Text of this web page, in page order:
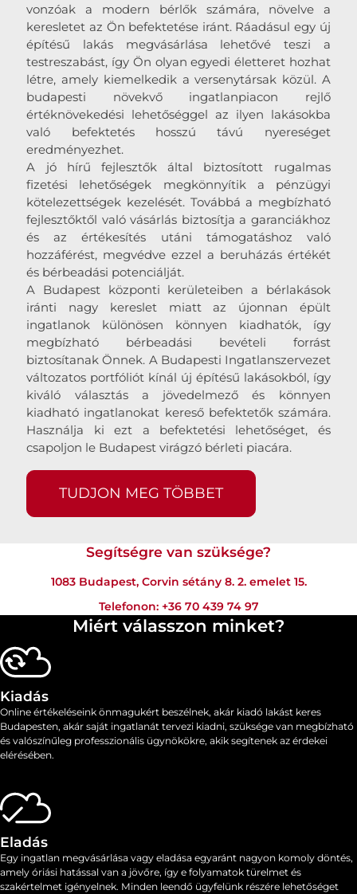
vonzóak a modern bérlők számára, növelve a
keresletet az Ön befektetése iránt. Ráadásul egy új
építésű lakás megvásárlása lehetővé teszi a
testreszabást, így Ön olyan egyedi életteret hozhat
létre, amely kiemelkedik a versenytársak közül. A
budapesti növekvő ingatlanpiacon rejlő
értéknövekedési lehetőséggel az ilyen lakásokba
való befektetés hosszú távú nyereséget
eredményezhet.
A jó hírű fejlesztők által biztosított rugalmas
fizetési lehetőségek megkönnyítik a pénzügyi
kötelezettségek kezelését. Továbbá a megbízható
fejlesztőktől való vásárlás biztosítja a garanciákhoz
és az értékesítés utáni támogatáshoz való
hozzáférést, megvédve ezzel a beruházás értékét
és bérbeadási potenciálját.
A Budapest központi kerületeiben a bérlakások
iránti nagy kereslet miatt az újonnan épült
ingatlanok különösen könnyen kiadhatók, így
megbízható bérbeadási bevételi forrást
biztosítanak Önnek. A Budapesti Ingatlanszervezet
változatos portfóliót kínál új építésű lakásokból, így
kiváló választás a jövedelmező és könnyen
kiadható ingatlanokat kereső befektetők számára.
Használja ki ezt a befektetési lehetőséget, és
csapoljon le Budapest virágzó bérleti piacára.
TUDJON MEG TÖBBET
Segítségre van szüksége?
1083 Budapest, Corvin sétány 8. 2. emelet 15.
Telefonon: +36 70 439 74 97
Miért válasszon minket?
Kiadás
Online értékeléseink önmagukért beszélnek, akár kiadó lakást keres
Budapesten, akár saját ingatlanát tervezi kiadni, szüksége van megbízható
és valószínűleg professzionális ügynökökre, akik segítenek az érdekei
elérésében.
Eladás
Egy ingatlan megvásárlása vagy eladása egyaránt nagyon komoly döntés,
amely óriási hatással van a jövőre, így e folyamatok ​​türelmet és
szakértelmet igényelnek. Minden leendő ügyfelünk részére lehetőséget